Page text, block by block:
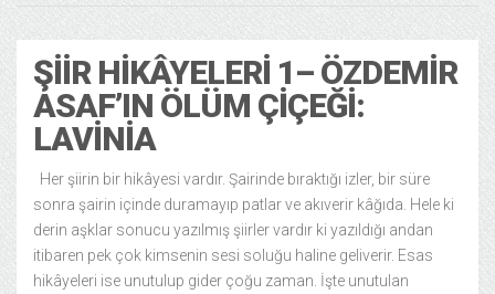
ŞIIR HIKÂYELERI 1– ÖZDEMIR
ASAF’IN ÖLÜM ÇIÇEĞI:
LAVINIA
Her şiirin bir hikâyesi vardır. Şairinde bıraktığı izler, bir süre
sonra şairin içinde duramayıp patlar ve akıverir kâğıda. Hele ki
derin aşklar sonucu yazılmış şiirler vardır ki yazıldığı andan
itibaren pek çok kimsenin sesi soluğu haline geliverir. Esas
hikâyeleri ise unutulup gider çoğu zaman. İşte unutulan